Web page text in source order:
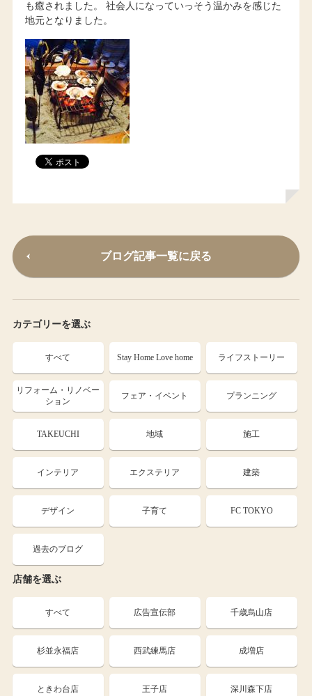
も癒されました。 社会人になっていっそう温かみを感じた
地元となりました。
ブログ記事一覧に戻る
カテゴリーを選ぶ
すべて Stay Home Love home ライフストーリー
リフォーム・リノベー
ション
フェア・イベント プランニング
TAKEUCHI 地域 施工
インテリア エクステリア 建築
デザイン 子育て FC TOKYO
過去のブログ
店舗を選ぶ
すべて 広告宣伝部 千歳烏山店
杉並永福店 西武練馬店 成増店
ときわ台店 王子店 深川森下店